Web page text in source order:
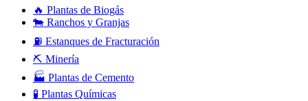
🔥 Plantas de Biogás
🐄 Ranchos y Granjas
⛽ Estanques de Fracturación
⛏️ Minería
🏭 Plantas de Cemento
🧪 Plantas Químicas